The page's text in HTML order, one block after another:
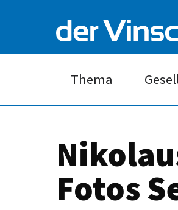
Thema
Fotos